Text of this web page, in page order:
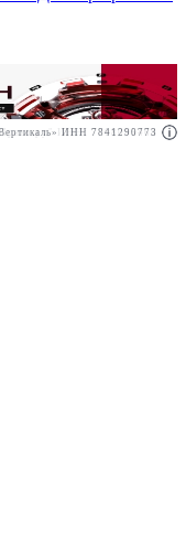
ИНН: 7708095468
ИНН 7841290773